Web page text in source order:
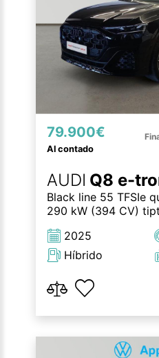
79.900€
Al contado
AUDI Q8 e-
Black line 55 TFSIe
290 kW (394 CV)
2025
Híbrido